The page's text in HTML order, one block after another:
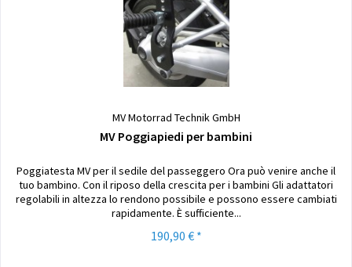
MV Motorrad Technik GmbH
MV Poggiapiedi per bambini
Poggiatesta MV per il sedile del passeggero Ora può venire anche il
tuo bambino. Con il riposo della crescita per i bambini Gli adattatori
regolabili in altezza lo rendono possibile e possono essere cambiati
rapidamente. È sufficiente...
190,90 € *